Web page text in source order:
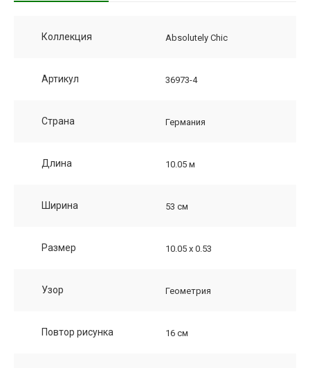
Коллекция Absolutely Chic
Артикул 36973-4
Страна Германия
Длина 10.05 м
Ширина 53 см
Размер 10.05 х 0.53
Узор Геометрия
Повтор рисунка 16 см